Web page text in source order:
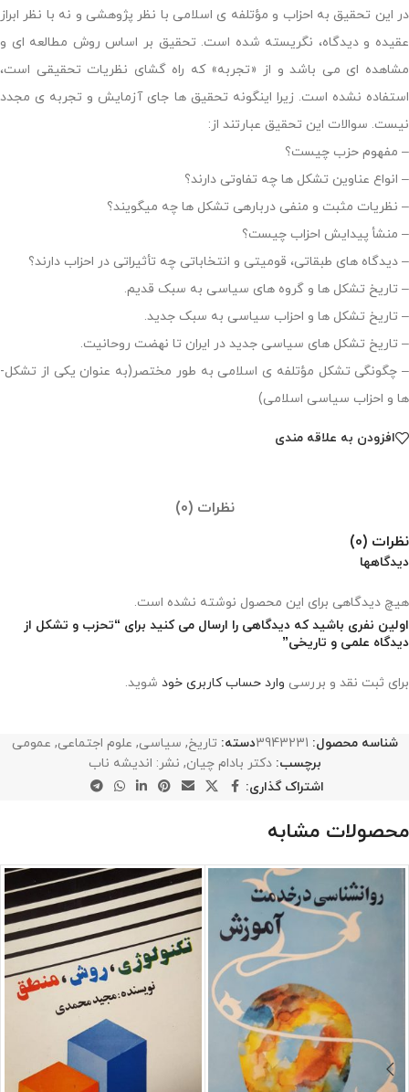
در این تحقیق به احزاب و مؤتلفه­ ی اسلامی با نظر پژوهشی و نه با نظر ابراز
عقیده و دیدگاه، نگریسته شده است. تحقیق بر اساس روش مطالعه­ ای و
مشاهده­ ای می­ باشد و از «تجربه» که راه­ گشای نظریات تحقیقی است،
استفاده نشده است. زیرا این­گونه تحقیق­ ها جای آزمایش و تجربه­ ی مجدد
نیست. سوالات این تحقیق عبارتند از:
– مفهوم حزب چیست؟
– انواع عناوین تشکل­ ها چه تفاوتی دارند؟
– نظریات مثبت و منفی درباره­ی تشکل­ ها چه می­گویند؟
– منشأ پیدایش احزاب چیست؟
– دیدگاه­ های طبقاتی، قومیتی و انتخاباتی چه تأثیراتی در احزاب دارند؟
– تاریخ تشکل­ ها و گروه­ های سیاسی به سبک قدیم.
– تاریخ تشکل­ ها و احزاب سیاسی به سبک جدید.
– تاریخ تشکل­ های سیاسی جدید در ایران تا نهضت روحانیت.
چگونگی تشکل مؤتلفه ­ی اسلامی به­ طور مختصر(به عنوان یکی از تشکل­
ها و احزاب سیاسی اسلامی)
افزودن به علاقه مندی
نظرات (0)
نظرات (0)
دیدگاهها
هیچ دیدگاهی برای این محصول نوشته نشده است.
اولین نفری باشید که دیدگاهی را ارسال می کنید برای “تحزب و تشکل از
دیدگاه علمی و تاریخی”
برای ثبت نقد و بررسی وارد حساب کاربری خود شوید.
شناسه محصول: 3943231دسته: تاریخ, سیاسی, علوم اجتماعی, عمومی
برچسب: دکتر بادام چیان, نشر: اندیشه ناب
اشتراک گذاری:
محصولات مشابه